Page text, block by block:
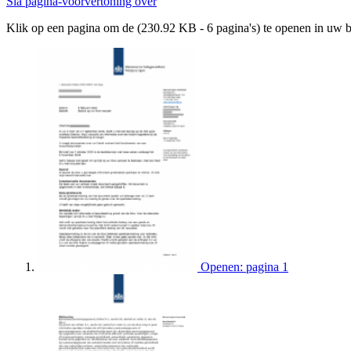
Klik op een pagina om de (230.92 KB - 6 pagina's) te openen in uw
Openen: pagina 1